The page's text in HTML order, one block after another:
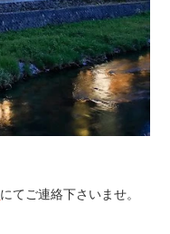
にてご連絡下さいませ。